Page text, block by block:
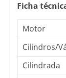
Ficha
Motor
Cilindros/
Cilindrada